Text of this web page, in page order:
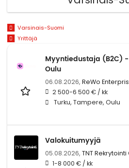
Varsinais-Suomi
Yrittäjä
Myyntiedustaja (B2C)
Oulu
06.08.2026, ReWo
2 500-6 500 € / kk
Turku, Tampere, Oulu
Valokuitumyyjä
05.08.2026, TNT Rekrytointi
1-8 000 € / kk